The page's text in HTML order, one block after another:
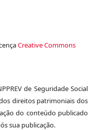
Creative Commons
de Seguridade Social
direitos patrimoniais dos
do conteúdo publicado
sua publicação.